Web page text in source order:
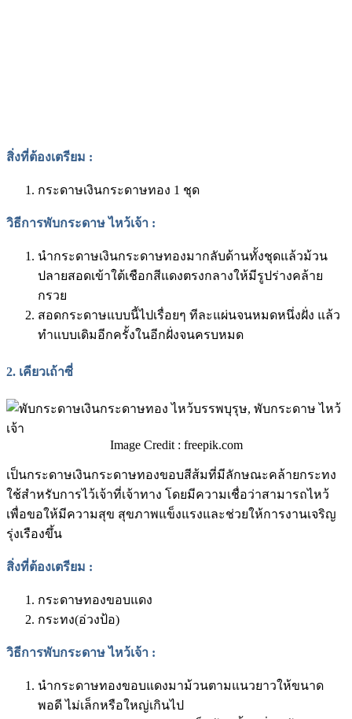
สิ่งที่ต้องเตรียม :
กระดาษเงินกระดาษทอง 1 ชุด
วิธีการพับกระดาษ ไหว้เจ้า :
นำกระดาษเงินกระดาษทองมากลับด้านทั้งชุดแล้วม้วน
ปลายสอดเข้าใต้เชือกสีแดงตรงกลางให้มีรูปร่างคล้าย
กรวย
สอดกระดาษแบบนี้ไปเรื่อยๆ ทีละแผ่นจนหมดหนึ่งฝั่ง แล้ว
ทำแบบเดิมอีกครั้งในอีกฝั่งจนครบหมด
2. เคียวเถ้าซี่
Image Credit : freepik.com
เป็นกระดาษเงินกระดาษทองขอบสีส้มที่มีลักษณะคล้ายกระทง
ใช้สำหรับการไว้เจ้าที่เจ้าทาง โดยมีความเชื่อว่าสามารถไหว้
เพื่อขอให้มีความสุข สุขภาพแข็งแรงและช่วยให้การงานเจริญ
รุ่งเรืองขึ้น
สิ่งที่ต้องเตรียม :
กระดาษทองขอบแดง
กระทง(อ่วงป้อ)
วิธีการพับกระดาษ ไหว้เจ้า :
นำกระดาษทองขอบแดงมาม้วนตามแนวยาวให้ขนาด
พอดี ไม่เล็กหรือใหญ่เกินไป